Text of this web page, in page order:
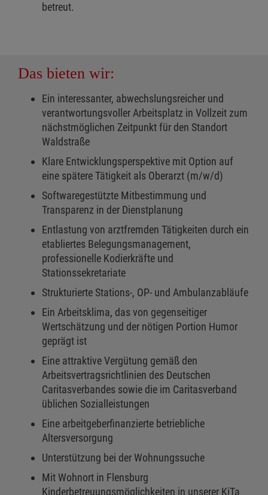
betreut.
Das bieten wir:
Ein interessanter, abwechslungsreicher und
verantwortungsvoller Arbeitsplatz in Vollzeit zum
nächstmöglichen Zeitpunkt für den Standort
Waldstraße
Klare Entwicklungsperspektive mit Option auf
eine spätere Tätigkeit als Oberarzt (m/w/d)
Softwaregestützte Mitbestimmung und
Transparenz in der Dienstplanung
Entlastung von arztfremden Tätigkeiten durch ein
etabliertes Belegungsmanagement,
professionelle Kodierkräfte und
Stationssekretariate
Strukturierte Stations-, OP- und Ambulanzabläufe
Ein Arbeitsklima, das von gegenseitiger
Wertschätzung und der nötigen Portion Humor
geprägt ist
Eine attraktive Vergütung gemäß den
Arbeitsvertragsrichtlinien des Deutschen
Caritasverbandes sowie die im Caritasverband
üblichen Sozialleistungen
Eine arbeitgeberfinanzierte betriebliche
Altersversorgung
Unterstützung bei der Wohnungssuche
Mit Wohnort in Flensburg
Kinderbetreuungsmöglichkeiten in unserer KiTa